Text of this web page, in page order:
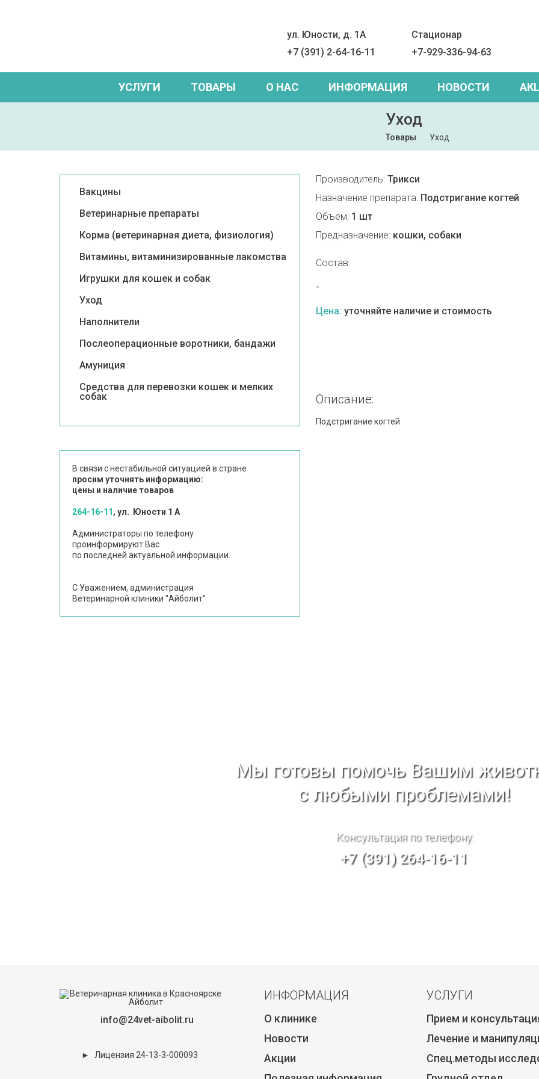
ул. Юности, д. 1А
+7 (391) 2-64-16-11
Стационар
+7-929-336-94-63
УСЛУГИ ТОВАРЫ О НАС ИНФОРМАЦИЯ НОВОСТИ
Уход
Товары Уход
Вакцины
Ветеринарные препараты
Корма (ветеринарная диета, физиология)
Витамины, витаминизированные лакомства
Игрушки для кошек и собак
Уход
Наполнители
Послеоперационные воротники, бандажи
Амуниция
Средства для перевозки кошек и мелких
собак
В связи с нестабильной ситуацией в стране
просим уточнять информацию:
цены и наличие товаров
264-16-11, ул. Юности 1 А
Администраторы по телефону
проинформируют Вас
по последней актуальной информации.
С Уважением, администрация
Ветеринарной клиники "Айболит"
Производитель: Трикси
Назначение препарата: Подстригание когтей
Объем: 1 шт
Предназначение: кошки, собаки
Состав:
-
Цена: уточняйте наличие и стоимость
Описание:
Подстригание когтей
Мы готовы помочь Вашим
с любыми проблемами!
Консультация по телефону:
+7 (391) 264-16-11
info@24vet-aibolit.ru
► Лицензия 24-13-3-000093
ИНФОРМАЦИЯ
О клинике
Новости
Акции
УСЛУГИ
Прием и
Лечение и
Спец.методы